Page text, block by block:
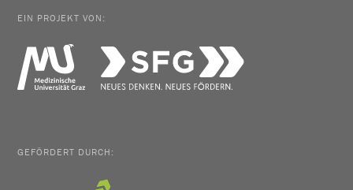
EIN PROJEKT VON:
GEFÖRDERT DURCH: